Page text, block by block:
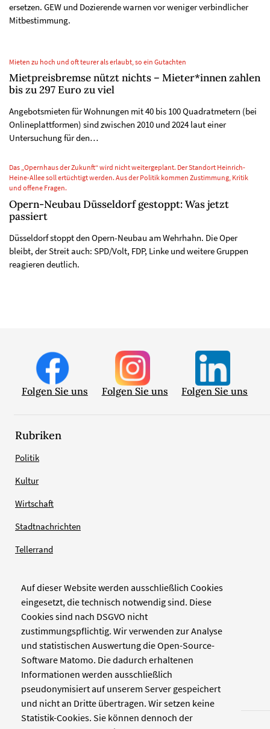
Auf dieser Website werden ausschließlich Cookies
eingesetzt, die technisch notwendig sind. Diese
Cookies sind nach DSGVO nicht
zustimmungspflichtig. Wir verwenden zur Analyse
und statistischen Auswertung die Open-Source-
Software Matomo. Die dadurch erhaltenen
Informationen werden ausschließlich
pseudonymisiert auf unserem Server gespeichert
und nicht an Dritte übertragen. Wir setzen keine
Statistik-Cookies. Sie können dennoch der
ersetzen. GEW und Dozierende warnen vor weniger verbindlicher
Mitbestimmung.
Mieten zu hoch und oft teurer als erlaubt, so ein Gutachten
Mietpreisbremse nützt nichts – Mieter*innen zahlen
bis zu 297 Euro zu viel
Angebotsmieten für Wohnungen mit 40 bis 100 Quadratmetern (bei
Onlineplattformen) sind zwischen 2010 und 2024 laut einer
Untersuchung für den…
Das „Opernhaus der Zukunft“ wird nicht weitergeplant. Der Standort Heinrich-
Heine-Allee soll ertüchtigt werden. Aus der Politik kommen Zustimmung, Kritik
und offene Fragen.
Opern-Neubau Düsseldorf gestoppt: Was jetzt
passiert
Düsseldorf stoppt den Opern-Neubau am Wehrhahn. Die Oper
bleibt, der Streit auch: SPD/Volt, FDP, Linke und weitere Gruppen
reagieren deutlich.
Folgen Sie uns Folgen Sie uns Folgen Sie uns
Rubriken
Politik
Kultur
Wirtschaft
Stadtnachrichten
Tellerrand
Verlag
Zellwerk GmbH & Co KG
Pinienstraße 2
40233 Düsseldorf
www.zellwerk.com